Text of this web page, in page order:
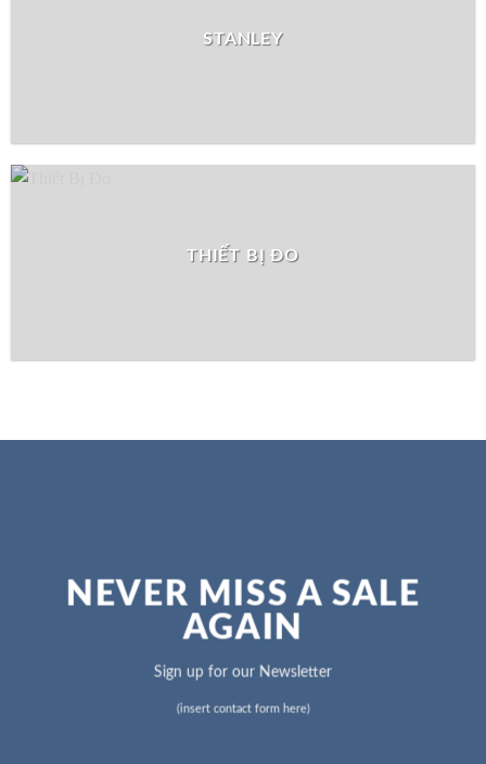
STANLEY
THIẾT BỊ ĐO
NEVER MISS A SALE
AGAIN
Sign up for our Newsletter
(insert contact form here)